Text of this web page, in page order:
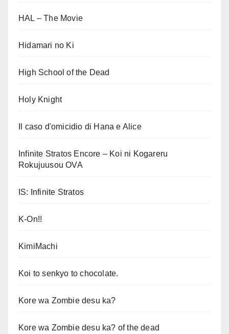
HAL – The Movie
Hidamari no Ki
High School of the Dead
Holy Knight
Il caso d'omicidio di Hana e Alice
Infinite Stratos Encore – Koi ni Kogareru
Rokujuusou OVA
IS: Infinite Stratos
K-On!!
KimiMachi
Koi to senkyo to chocolate.
Kore wa Zombie desu ka?
Kore wa Zombie desu ka? of the dead